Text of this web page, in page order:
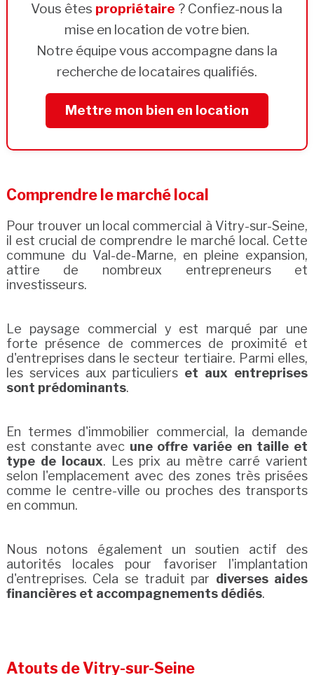
Vous êtes propriétaire ? Confiez-nous la
mise en location de votre bien.
Notre équipe vous accompagne dans la
recherche de locataires qualifiés.
Mettre mon bien en location
Comprendre le marché local
Pour trouver un local commercial à Vitry-sur-Seine,
il est crucial de comprendre le marché local. Cette
commune du Val-de-Marne, en pleine expansion,
attire de nombreux entrepreneurs et
investisseurs.
Le paysage commercial y est marqué par une
forte présence de commerces de proximité et
d'entreprises dans le secteur tertiaire. Parmi elles,
les services aux particuliers et aux entreprises
sont prédominants.
En termes d'immobilier commercial, la demande
est constante avec une offre variée en taille et
type de locaux. Les prix au mètre carré varient
selon l'emplacement avec des zones très prisées
comme le centre-ville ou proches des transports
en commun.
Nous notons également un soutien actif des
autorités locales pour favoriser l'implantation
d'entreprises. Cela se traduit par diverses aides
financières et accompagnements dédiés.
Atouts de Vitry-sur-Seine